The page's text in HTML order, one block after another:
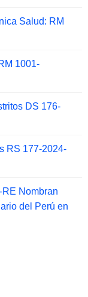
Salud: RM
1001-
DS 176-
RS 177-2024-
Nombran
del Perú en